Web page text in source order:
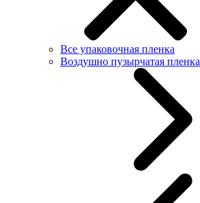
Все упаковочная пленка
Воздушно пузырчатая пленка